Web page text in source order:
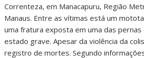
Correnteza, em Manacapuru, Região
Manaus. Entre as vítimas está um
uma fratura exposta em uma das
estado grave. Apesar da violência da
registro de mortes. Segundo